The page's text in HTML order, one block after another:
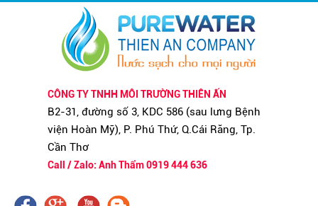
CÔNG TY TNHH MÔI TRƯỜNG THIÊN ẤN
B2-31, đường số 3, KDC 586 (sau lưng Bệnh
viện Hoàn Mỹ), P. Phú Thứ, Q.Cái Răng, Tp.
Cần Thơ
Call / Zalo: Anh Thẩm 0919 444 636